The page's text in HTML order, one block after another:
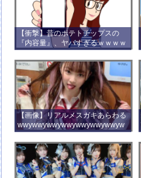
【衝撃】昔のポテトチップスの
『内容量』、ヤバすぎるｗｗｗｗ
ｗｗｗｗ
【画像】リアルメスガキあらわる
wwywwywwywwywwywwywwyw
wywwy